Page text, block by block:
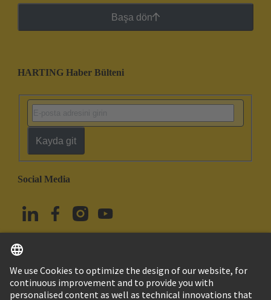
Başa dön
HARTING Haber Bülteni
Kayda git
Social Media
Türkiye Türkçe